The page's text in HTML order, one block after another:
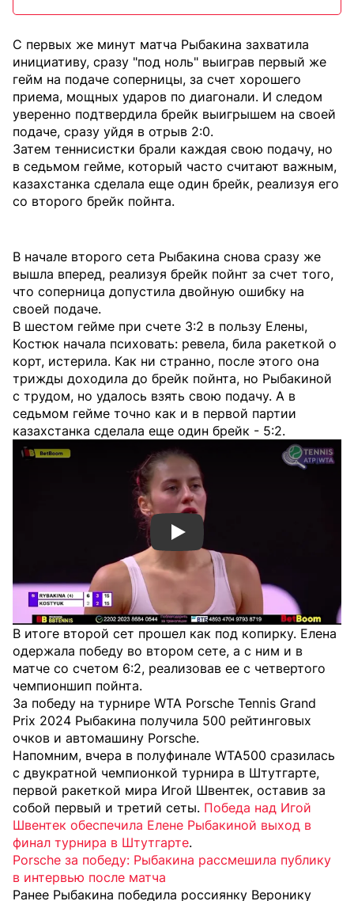
С первых же минут матча Рыбакина захватила
инициативу, сразу "под ноль" выиграв первый же
гейм на подаче соперницы, за счет хорошего
приема, мощных ударов по диагонали. И следом
уверенно подтвердила брейк выигрышем на своей
подаче, сразу уйдя в отрыв 2:0.
Затем теннисистки брали каждая свою подачу, но
в седьмом гейме, который часто считают важным,
казахстанка сделала еще один брейк, реализуя его
со второго брейк пойнта.
В начале второго сета Рыбакина снова сразу же
вышла вперед, реализуя брейк пойнт за счет того,
что соперница допустила двойную ошибку на
своей подаче.
В шестом гейме при счете 3:2 в пользу Елены,
Костюк начала психовать: ревела, била ракеткой о
корт, истерила. Как ни странно, после этого она
трижды доходила до брейк пойнта, но Рыбакиной
с трудом, но удалось взять свою подачу. А в
седьмом гейме точно как и в первой партии
казахстанка сделала еще один брейк - 5:2.
Смотреть видео YouTube
В итоге второй сет прошел как под копирку. Елена
одержала победу во втором сете, а с ним и в
матче со счетом 6:2, реализовав ее с четвертого
чемпионшип пойнта.
За победу на турнире WTA Porsche Tennis Grand
Prix 2024 Рыбакина получила 500 рейтинговых
очков и автомашину Porsche.
Напомним, вчера в полуфинале WTA500 сразилась
с двукратной чемпионкой турнира в Штутгарте,
первой ракеткой мира Игой Швентек, оставив за
собой первый и третий сеты. Победа над Игой
Швентек обеспечила Елене Рыбакиной выход в
финал турнира в Штутгарте.
Porsche за победу: Рыбакина рассмешила публику
в интервью после матча
Ранее Рыбакина победила россиянку Веронику